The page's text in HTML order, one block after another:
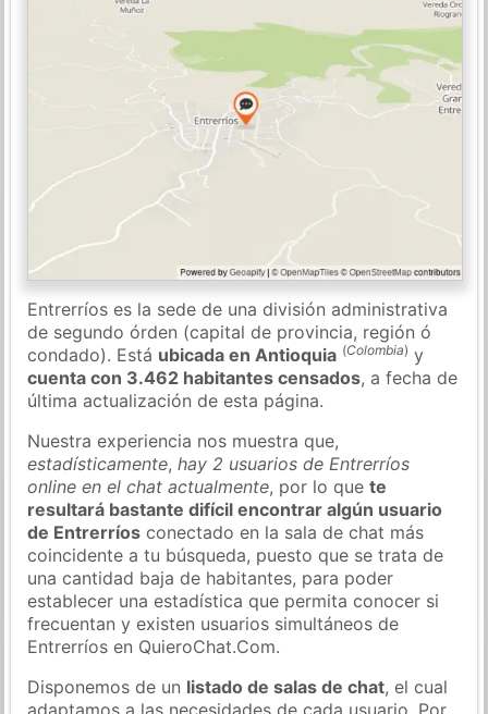
Entrerríos es la sede de una división administrativa
de segundo órden (capital de provincia, región ó
condado). Está ubicada en Antioquia (Colombia) y
cuenta con 3.462 habitantes censados, a fecha de
última actualización de esta página.
Nuestra experiencia nos muestra que,
estadísticamente,hay 2 usuarios de Entrerríos
online en el chat actualmente, por lo quete
resultará bastante difícil encontrar algún usuario
de Entrerríos conectado en la sala de chat más
coincidente a tu búsqueda, puesto que se trata de
una cantidad baja de habitantes, para poder
establecer una estadística que permita conocer si
frecuentan y existen usuarios simultáneos de
Entrerríos en QuieroChat.Com.
Disponemos de un listado de salas de chat, el cual
adaptamos a las necesidades de cada usuario. Por